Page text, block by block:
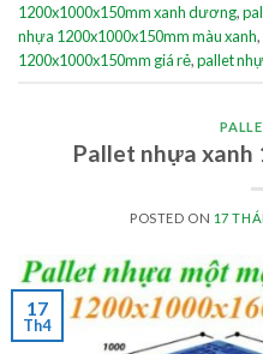
1200x1000x150mm xanh dương,
nhựa 1200x1000x150mm màu xanh,
1200x1000x150mm giá rẻ,pallet
Pallet nhựa xanh
POSTED ON 17
17
Th4